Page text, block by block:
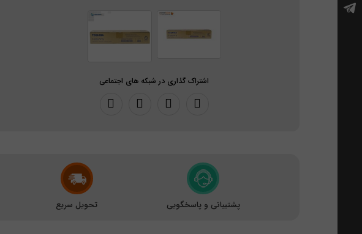
اشتراک گذاری در شبکه های اجتماعی
پشتیبانی و پاسخگویی تحویل سریع